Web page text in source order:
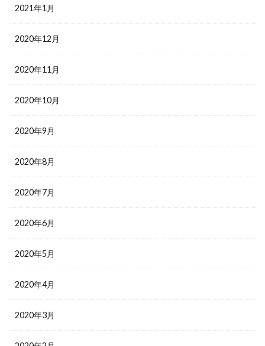
2021年1月
2020年12月
2020年11月
2020年10月
2020年9月
2020年8月
2020年7月
2020年6月
2020年5月
2020年4月
2020年3月